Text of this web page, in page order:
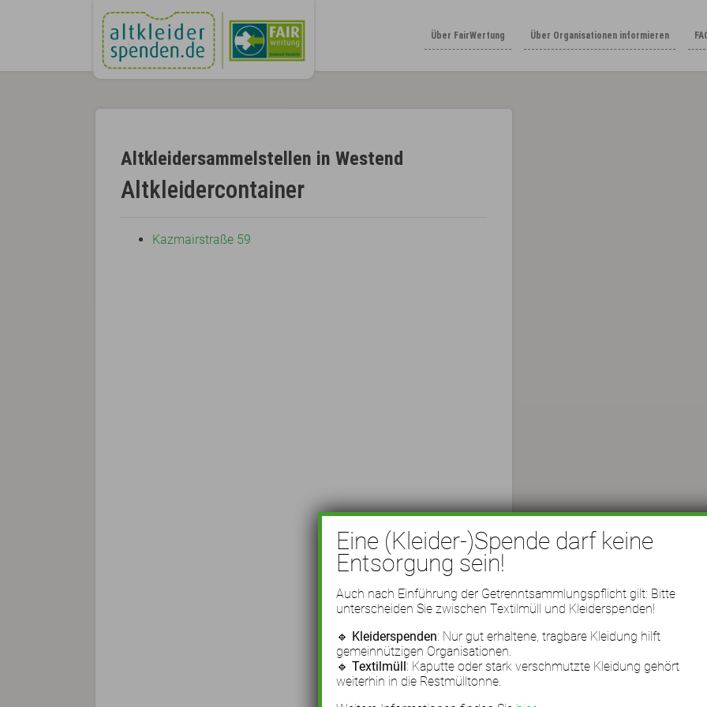
Über FairWertung Über Organisationen informieren
Altkleidersammelstellen in Westend
Altkleidercontainer
Kazmairstraße 59
Eine (Kleider-)Spende darf keine
Entsorgung sein!
Auch nach Einführung der Getrenntsammlungspflicht gilt: Bitte
unterscheiden Sie zwischen Textilmüll und Kleiderspenden!
🔹 Kleiderspenden: Nur gut erhaltene, tragbare Kleidung hilft
gemeinnützigen Organisationen.
🔹Textilmüll: Kaputte oder stark verschmutzte Kleidung gehört
weiterhin in die Restmülltonne.